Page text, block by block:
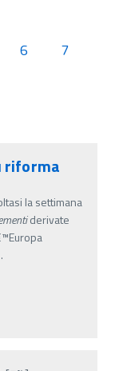
6 7
riforma
la settimana
derivate